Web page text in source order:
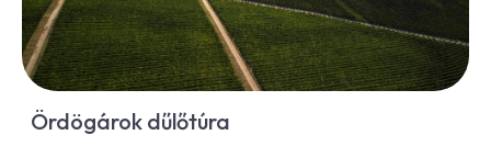
Ördögárok dűlőtúra